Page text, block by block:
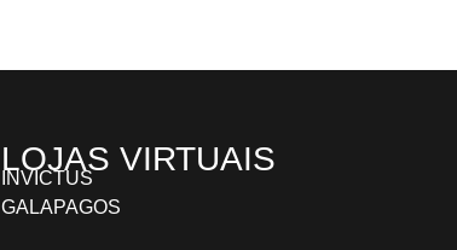
LOJAS VIRTUAIS
INVICTUS
GALAPAGOS